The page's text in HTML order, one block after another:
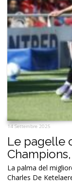
14 Settembre 2025
Le pagelle
La palma del
Charles De